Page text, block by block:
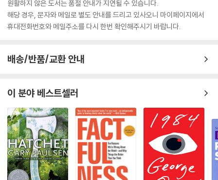
원활하지 않은 도서는 품절 안내가 지연될 수 있습니다.
해당 경우, 문자와 메일로 별도 안내를 드리고 있사오니 마이페이지에서
휴대전화번호와 메일주소를 다시 한번 확인해주시기 바랍니다.
배송/반품/교환 안내
이 분야 베스트셀러